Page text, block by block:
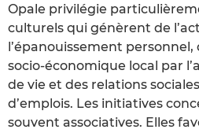
Opale privilégie
culturels qui génèrent de
l’épanouissement
socio-économique local par
de vie et des relations
d’emplois. Les initiatives
souvent associatives. Elles